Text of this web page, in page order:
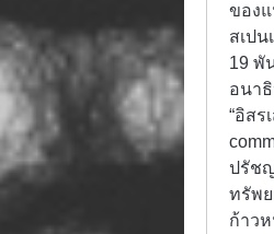
ของ
สเป
19 พั
อนา
“อิสร
ปรัชญ
ทรัพ
ก้าว